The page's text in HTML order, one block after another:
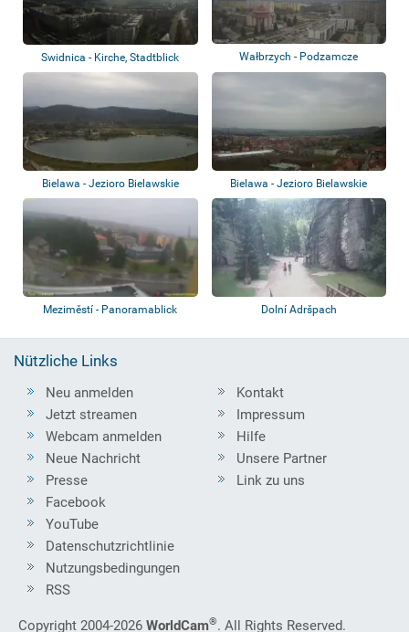
Swidnica - Kirche, Stadtblick Wałbrzych - Podzamcze
Bielawa - Jezioro Bielawskie Bielawa - Jezioro Bielawskie
Meziměstí - Panoramablick Dolní Adršpach
Nützliche Links
Neu anmelden
Jetzt streamen
Webcam anmelden
Neue Nachricht
Presse
Kontakt
Impressum
Hilfe
Unsere Partner
Link zu uns
Facebook
YouTube
Datenschutzrichtlinie
Nutzungsbedingungen
RSS
Copyright 2004-2026 WorldCam®. All Rights Reserved.